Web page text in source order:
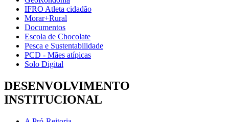
IFRO Atleta cidadão
Morar+Rural
Documentos
Escola de Chocolate
Pesca e Sustentabilidade
PCD - Mães atípicas
Solo Digital
DESENVOLVIMENTO
INSTITUCIONAL